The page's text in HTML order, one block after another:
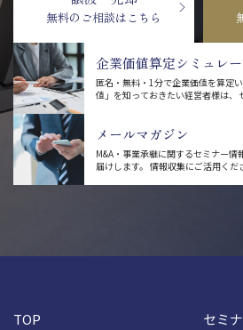
無料のご相談はこちら
企業価値算定シミュレ
匿名・無料・1分で企業価値を算定い
値」を知っておきたい経営者様は、
メールマガジン
M&A・事業承継に関するセミナー情
届けします。 情報収集にご活用くだ
TOP
セミ